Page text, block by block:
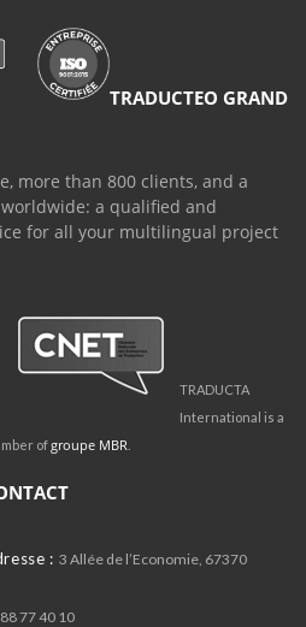
TRADUCTEO GRAND
more than 800 clients, and a
a qualified and
for all your multilingual project
TRADUCTA
International is a
ofgroupe MBR
: 3 Allée de l’Economie, 67370
77 40 10